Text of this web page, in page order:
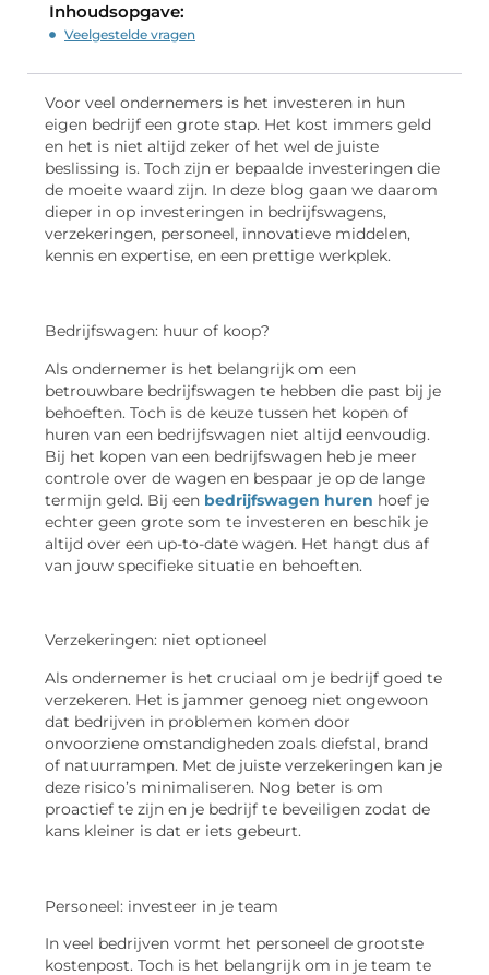
Inhoudsopgave:
Veelgestelde vragen
Voor veel ondernemers is het investeren in hun
eigen bedrijf een grote stap. Het kost immers geld
en het is niet altijd zeker of het wel de juiste
beslissing is. Toch zijn er bepaalde investeringen die
de moeite waard zijn. In deze blog gaan we daarom
dieper in op investeringen in bedrijfswagens,
verzekeringen, personeel, innovatieve middelen,
kennis en expertise, en een prettige werkplek.
Bedrijfswagen: huur of koop?
Als ondernemer is het belangrijk om een
betrouwbare bedrijfswagen te hebben die past bij je
behoeften. Toch is de keuze tussen het kopen of
huren van een bedrijfswagen niet altijd eenvoudig.
Bij het kopen van een bedrijfswagen heb je meer
controle over de wagen en bespaar je op de lange
termijn geld. Bij een bedrijfswagen huren hoef je
echter geen grote som te investeren en beschik je
altijd over een up-to-date wagen. Het hangt dus af
van jouw specifieke situatie en behoeften.
Verzekeringen: niet optioneel
Als ondernemer is het cruciaal om je bedrijf goed te
verzekeren. Het is jammer genoeg niet ongewoon
dat bedrijven in problemen komen door
onvoorziene omstandigheden zoals diefstal, brand
of natuurrampen. Met de juiste verzekeringen kan je
deze risico’s minimaliseren. Nog beter is om
proactief te zijn en je bedrijf te beveiligen zodat de
kans kleiner is dat er iets gebeurt.
Personeel: investeer in je team
In veel bedrijven vormt het personeel de grootste
kostenpost. Toch is het belangrijk om in je team te